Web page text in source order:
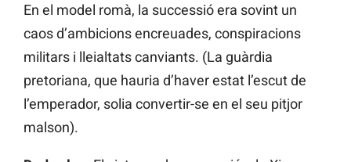
En el model romà, la successió era sovint un
caos d’ambicions encreuades, conspiracions
militars i lleialtats canviants. (La guàrdia
pretoriana, que hauria d’haver estat l’escut de
l’emperador, solia convertir-se en el seu pitjor
malson).